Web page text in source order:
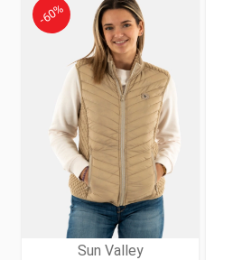
Sun Valley
-60%